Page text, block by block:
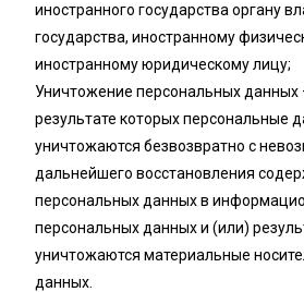
иностранного государства органу
государства, иностранному
иностранному юридическому лицу;
Уничтожение персональных данных
результате которых персональные
уничтожаются безвозвратно с
дальнейшего восстановления
персональных данных в
персональных данных и (или)
уничтожаются материальные
данных.